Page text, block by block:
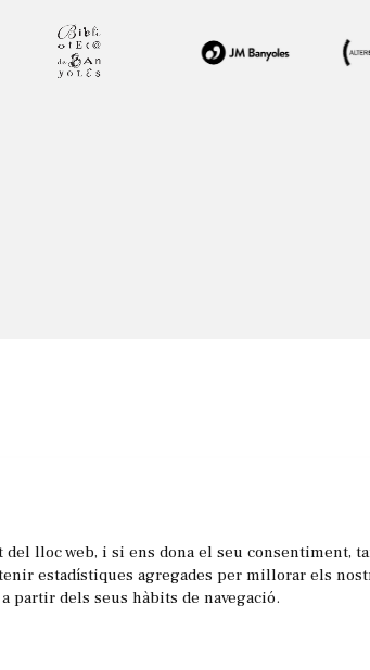
lloc web, i si ens dona el seu consentiment,
estadístiques agregades per millorar els
partir dels seus hàbits de navegació.